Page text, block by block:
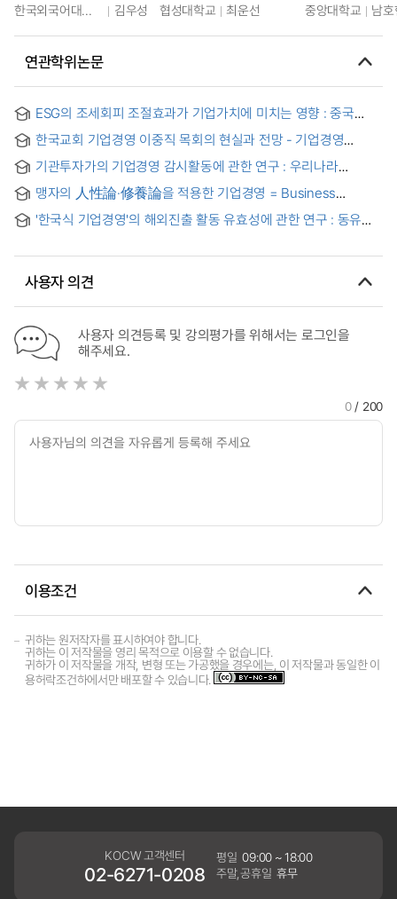
한국외국어대학교 김우성 협성대학교 최운선 중앙대학교 남
연관학위논문
ESG의 조세회피 조절효과가 기업가치에 미치는 영향 : 중국
한국교회 기업경영 이중직 목회의 현실과 전망 - 기업경영
and Prospect of Double-jobbing Pastoral Ministry with
Business Management in Korean Church - Focusing on
the Self-conscious Narratives of Corporate Management
Double-jobbing Pastors -
기관투자가의 기업경영 감시활동에 관한 연구 : 우리나라
Activities of Investment Trust Companies on Corporation
Management in Korea
맹자의 人性論·修養論을 적용한 기업경영 = Business
moral culture of mencius
'한국식 기업경영'의 해외진출 활동 유효성에 관한 연구 : 동유럽
사용자 의견
사용자 의견등록 및 강의평가를 위해서는 로그인을
해주세요.
0/ 200
이용조건
귀하는 원저작자를 표시하여야 합니다.
귀하는 이 저작물을 영리 목적으로 이용할 수 없습니다.
귀하가 이 저작물을 개작, 변형 또는 가공했을 경우에는, 이 저작물과 동일한 이
용허락조건하에서만 배포할 수 있습니다.
KOCW 고객센터
02-6271-0208
평일 09:00 ~ 18:00
주말,공휴일 휴무